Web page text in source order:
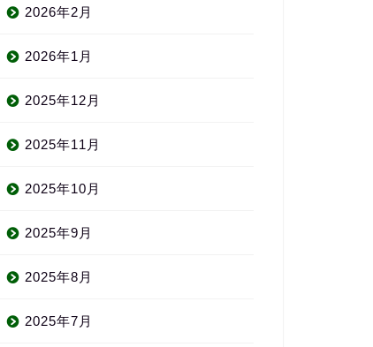
2026年2月
2026年1月
2025年12月
2025年11月
2025年10月
2025年9月
2025年8月
2025年7月